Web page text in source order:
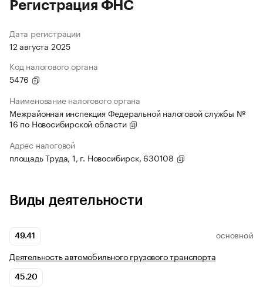
Регистрация ФНС
Дата регистрации
12 августа 2025
Код налогового органа
5476
Наименование налогового органа
Межрайонная инспекция Федеральной налоговой службы №
16 по Новосибирской области
Адрес налоговой
площадь Труда, 1, г. Новосибирск, 630108
Виды деятельности
49.41 ОСНОВНОЙ
Деятельность автомобильного грузового транспорта
45.20